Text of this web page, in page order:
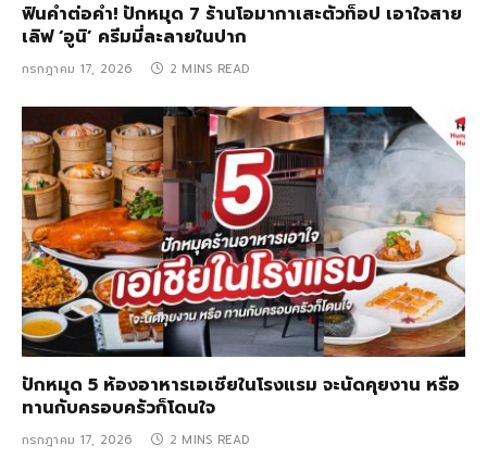
ฟินคำต่อคำ! ปักหมุด 7 ร้านโอมากาเสะตัวท็อป เอาใจสาย
เลิฟ ‘อูนิ’ ครีมมี่ละลายในปาก
กรกฎาคม 17, 2026 2 MINS READ
ปักหมุด 5 ห้องอาหารเอเชียในโรงแรม จะนัดคุยงาน หรือ
ทานกับครอบครัวก็โดนใจ
กรกฎาคม 17, 2026 2 MINS READ